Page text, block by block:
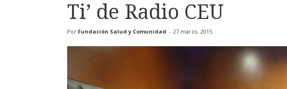
Ti’ de Radio CEU
Por Fundación Salud y Comunidad - 27 marzo, 2015